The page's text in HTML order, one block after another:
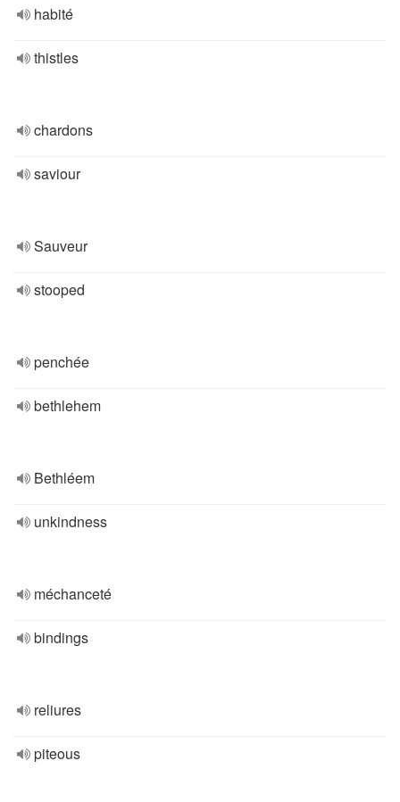
habité
thistles
chardons
saviour
Sauveur
stooped
penchée
bethlehem
Bethléem
unkindness
méchanceté
bindings
reliures
piteous